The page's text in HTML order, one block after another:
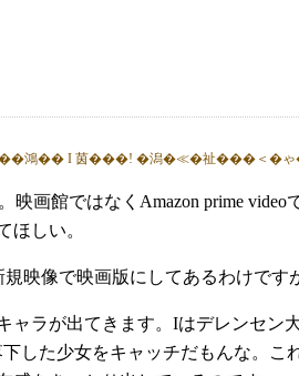
映画館ではなくAmazon prime
ほしい。
映像で映画版にしてあるわけです
ャラが出てきます。Iはデレンセン
した少女をキャッチだもんな。こ